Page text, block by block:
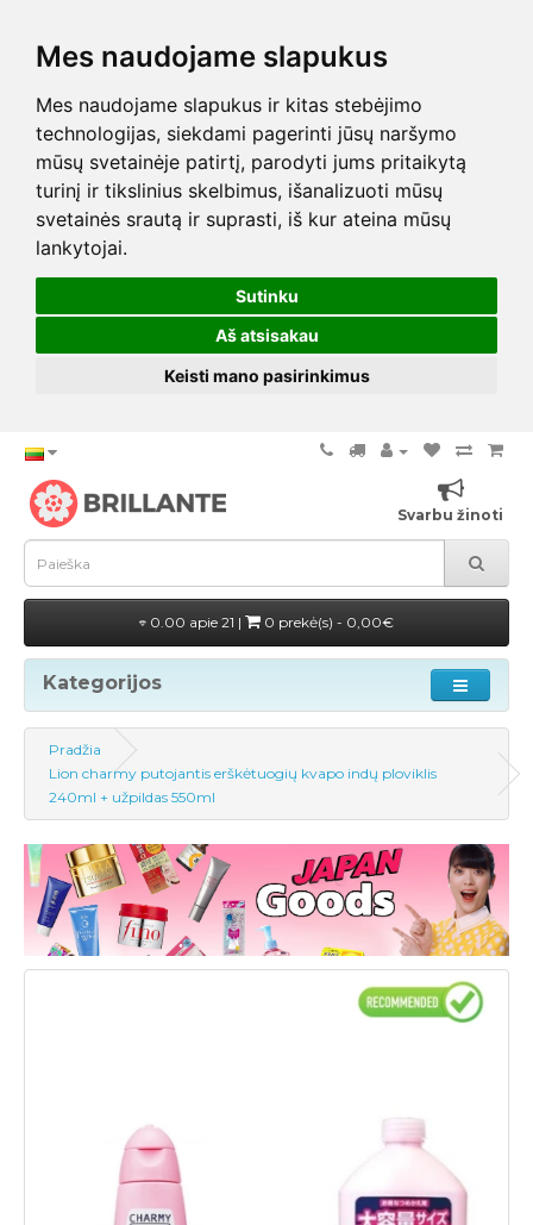
Mes naudojame slapukus
Mes naudojame slapukus ir kitas stebėjimo
technologijas, siekdami pagerinti jūsų naršymo
mūsų svetainėje patirtį, parodyti jums pritaikytą
turinį ir tikslinius skelbimus, išanalizuoti mūsų
svetainės srautą ir suprasti, iš kur ateina mūsų
lankytojai.
Sutinku
Aš atsisakau
Keisti mano pasirinkimus
Svarbu žinoti
0.00 apie 21 | 0 prekė(s) - 0,00€
Kategorijos
Pradžia
Lion charmy putojantis erškėtuogių kvapo indų ploviklis
240ml + užpildas 550ml